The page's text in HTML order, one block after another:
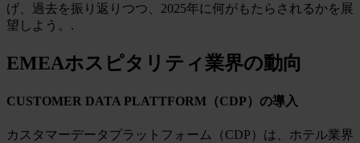
げ、過去を振り返りつつ、2025年に何がもたらされるかを展
望しよう。.
EMEAホスピタリティ業界の動向
CUSTOMER DATA PLATTFORM（CDP）の導入
カスタマーデータプラットフォーム（CDP）は、ホテル業界